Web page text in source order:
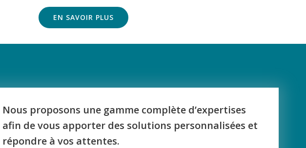
EN SAVOIR PLUS
Nous proposons une gamme complète d’expertises
afin de vous apporter des solutions personnalisées et
répondre à vos attentes.